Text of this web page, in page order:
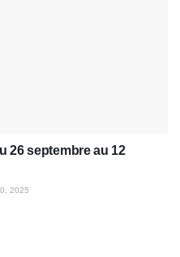
26 septembre au 12
2025